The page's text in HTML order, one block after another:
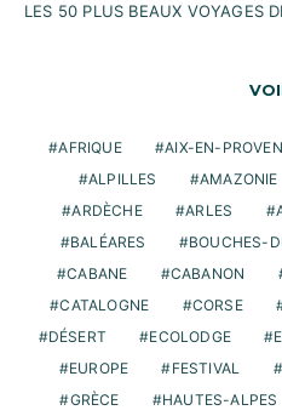
LES 50 PLUS BEAUX VOYAGES
AFRIQUE AIX-EN-
ALPILLES
AMAZONIE
ARDÈCHE
ARLES
BALÉARES
BOUCHES-
CABANE
CABANON
CATALOGNE
CORSE
DÉSERT
ECOLODGE
EUROPE
FESTIVAL
GRÈCE
HAUTES-ALPES